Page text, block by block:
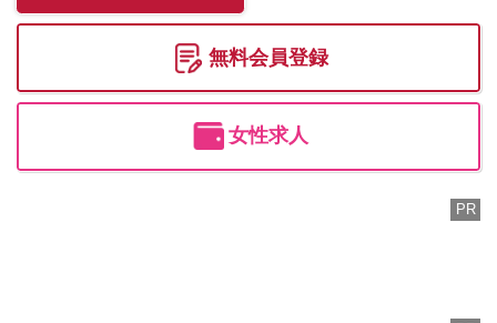
ります スタッフ一同まごころ
込めて接客致します
無料会員登録
女性求人